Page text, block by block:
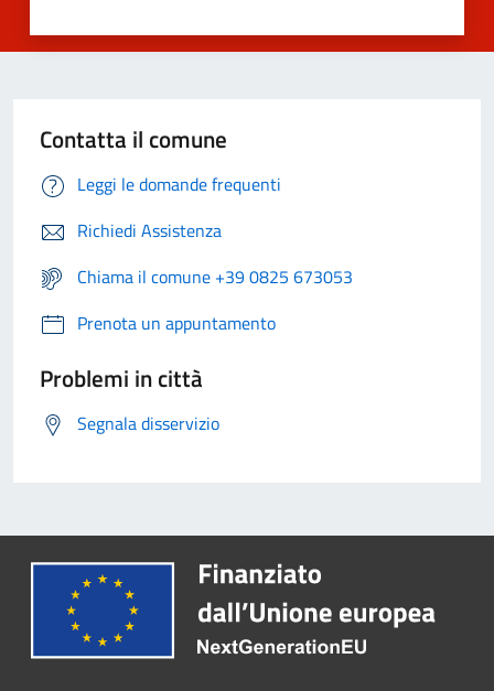
Contatta il comune
Leggi le domande frequenti
Richiedi Assistenza
Chiama il comune +39 0825 673053
Prenota un appuntamento
Problemi in città
Segnala disservizio